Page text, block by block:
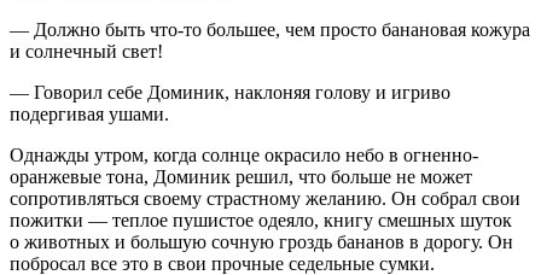
— Должно быть что-то большее, чем просто банановая кожура
и солнечный свет!
— Говорил себе Доминик, наклоняя голову и игриво
подергивая ушами.
Однажды утром, когда солнце окрасило небо в огненно-
оранжевые тона, Доминик решил, что больше не может
сопротивляться своему страстному желанию. Он собрал свои
пожитки — теплое пушистое одеяло, книгу смешных шуток
о животных и большую сочную гроздь бананов в дорогу. Он
побросал все это в свои прочные седельные сумки.